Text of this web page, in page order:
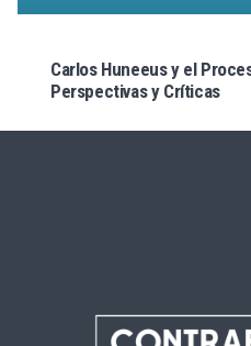
Carlos Huneeus y el
Perspectivas y Críticas